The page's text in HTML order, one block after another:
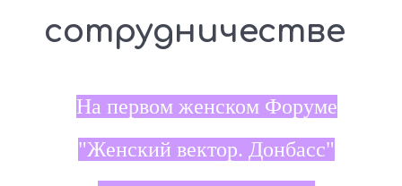
сотрудничестве
На первом женском Форуме
"Женский вектор. Донбасс"